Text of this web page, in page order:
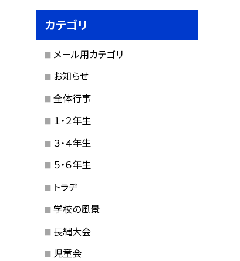
カテゴリ
メール用カテゴリ
お知らせ
全体行事
１・２年生
３・４年生
５・６年生
トラヂ
学校の風景
長縄大会
児童会